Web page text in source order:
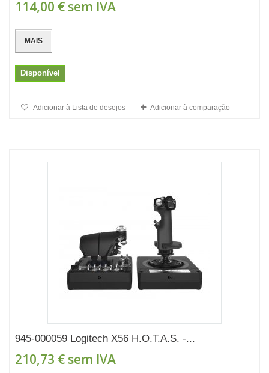
114,00 € sem IVA
MAIS
Disponível
Adicionar à Lista de desejos Adicionar à comparação
945-000059 Logitech X56 H.O.T.A.S. -...
210,73 € sem IVA